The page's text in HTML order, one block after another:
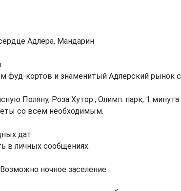
Адлера, Мандарин
фуд-кортов и знаменитый Адлерский рынок с
Поляну, Роза Хутор., Олимп. парк, 1 минута
со всем необходимым.
дат
в личных сообщениях.
ночное заселение